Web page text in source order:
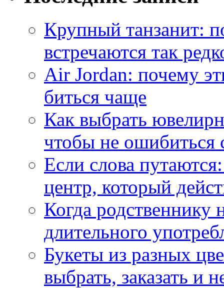
Крупный танзанит:
встречаются так
Air Jordan: почему
биться чаще
Как выбрать
чтобы не ошибиться
Если слова
центр, который
Когда
длительного
Букеты из разных
выбрать, заказать и